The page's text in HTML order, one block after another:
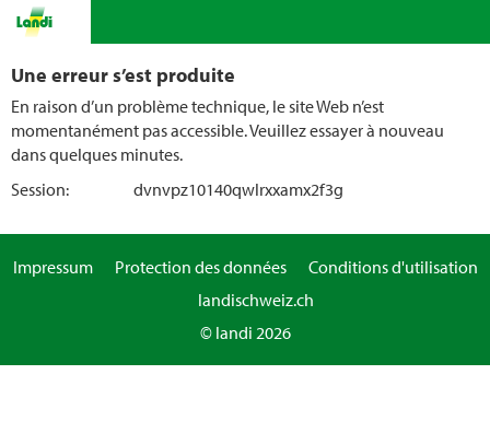
Une erreur s’est produite
En raison d’un problème technique, le site Web n’est
momentanément pas accessible. Veuillez essayer à nouveau
dans quelques minutes.
Session:
dvnvpz10140qwlrxxamx2f3g
Impressum Protection des données
Conditions d'utilisation
landischweiz.ch
© landi 2026